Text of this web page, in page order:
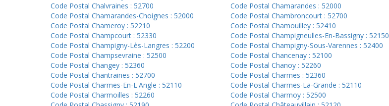
Code Postal Chalvraines : 52700
Code Postal Chamarandes : 52000
Code Postal Chamarandes-Choignes : 52000
Code Postal Chambroncourt : 52700
Code Postal Chameroy : 52210
Code Postal Chamouilley : 52410
Code Postal Champcourt : 52330
Code Postal Champigneulles-En-Bassigny : 52150
Code Postal Champigny-Lès-Langres : 52200
Code Postal Champigny-Sous-Varennes : 52400
Code Postal Champsevraine : 52500
Code Postal Chancenay : 52100
Code Postal Changey : 52360
Code Postal Chanoy : 52260
Code Postal Chantraines : 52700
Code Postal Charmes : 52360
Code Postal Charmes-En-L'Angle : 52110
Code Postal Charmes-La-Grande : 52110
Code Postal Charmoilles : 52260
Code Postal Charmoy : 52500